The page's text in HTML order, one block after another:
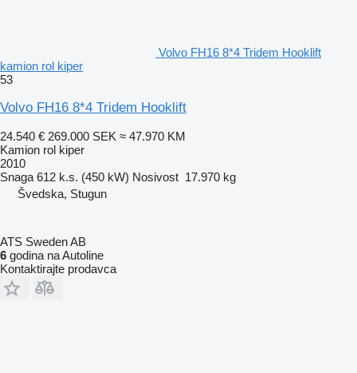
Volvo FH16 8*4 Tridem Hooklift
kamion rol kiper
53
Volvo FH16 8*4 Tridem Hooklift
24.540 € 269.000 SEK ≈ 47.970 KM
Kamion rol kiper
2010
Snaga 612 k.s. (450 kW) Nosivost 17.970 kg
Švedska, Stugun
ATS Sweden AB
6 godina na Autoline
Kontaktirajte prodavca